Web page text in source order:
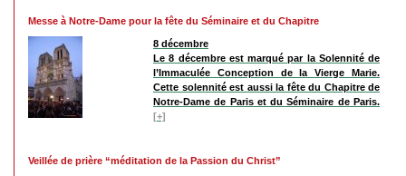
Messe à Notre-Dame pour la fête du Séminaire et du Chapitre
8 décembre
Le 8 décembre est marqué par la Solennité de
l’Immaculée Conception de la Vierge Marie.
Cette solennité est aussi la fête du Chapitre de
Notre-Dame de Paris et du Séminaire de Paris.
[+]
Veillée de prière “méditation de la Passion du Christ”